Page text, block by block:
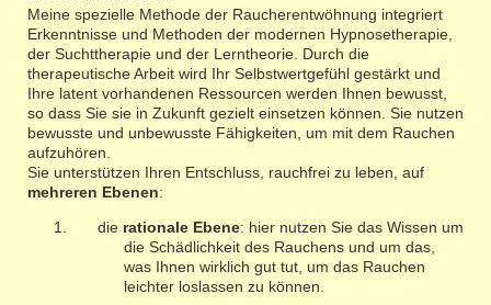
Meine spezielle Methode der Raucherentwöhnung integriert
Erkenntnisse und Methoden der modernen Hypnosetherapie,
der Suchttherapie und der Lerntheorie. Durch die
therapeutische Arbeit wird Ihr Selbstwertgefühl gestärkt und
Ihre latent vorhandenen Ressourcen werden Ihnen bewusst,
so dass Sie sie in Zukunft gezielt einsetzen können. Sie nutzen
bewusste und unbewusste Fähigkeiten, um mit dem Rauchen
aufzuhören.
Sie unterstützen Ihren Entschluss, rauchfrei zu leben, auf
mehreren Ebenen:
die rationale Ebene: hier nutzen Sie das Wissen um
die Schädlichkeit des Rauchens und um das,
was Ihnen wirklich gut tut, um das Rauchen
leichter loslassen zu können.